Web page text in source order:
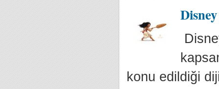
konu edildiği